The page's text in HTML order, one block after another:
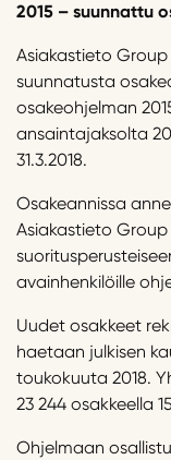
2015 – suunnattu
Asiakastieto
suunnatusta
osakeohjelman
ansaintajaksolta
31.3.2018.
Osakeannissa
Asiakastieto
avainhenkilöille
Uudet osakkeet
haetaan julkisen
toukokuuta 2018.
23 244 osakkeella
Ohjelmaan